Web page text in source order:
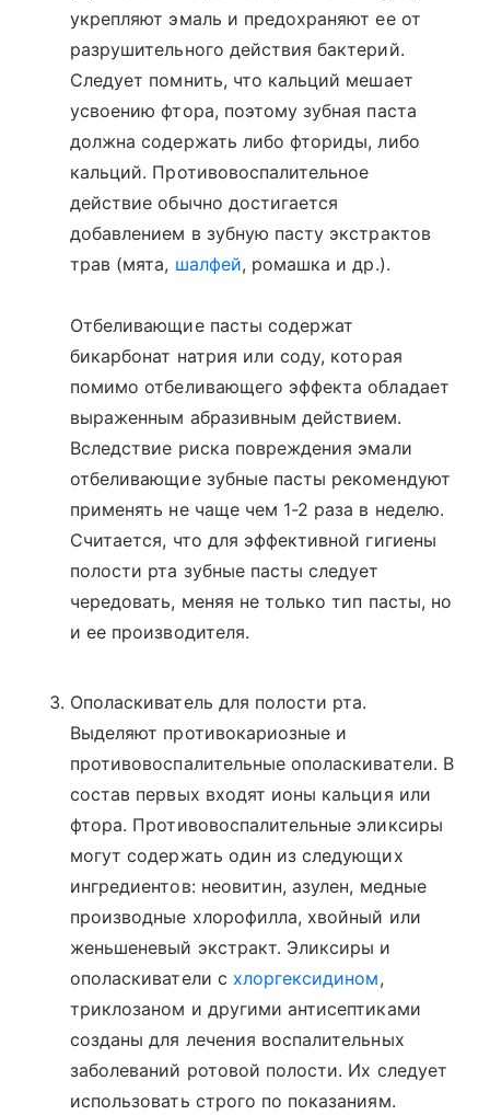
укрепляют эмаль и предохраняют ее от
разрушительного действия бактерий.
Следует помнить, что кальций мешает
усвоению фтора, поэтому зубная паста
должна содержать либо фториды, либо
кальций. Противовоспалительное
действие обычно достигается
добавлением в зубную пасту экстрактов
трав (мята, шалфей, ромашка и др.).
Отбеливающие пасты содержат
бикарбонат натрия или соду, которая
помимо отбеливающего эффекта обладает
выраженным абразивным действием.
Вследствие риска повреждения эмали
отбеливающие зубные пасты рекомендуют
применять не чаще чем 1-2 раза в неделю.
Считается, что для эффективной гигиены
полости рта зубные пасты следует
чередовать, меняя не только тип пасты, но
и ее производителя.
Ополаскиватель для полости рта.
Выделяют противокариозные и
противовоспалительные ополаскиватели. В
состав первых входят ионы кальция или
фтора. Противовоспалительные эликсиры
могут содержать один из следующих
ингредиентов: неовитин, азулен, медные
производные хлорофилла, хвойный или
женьшеневый экстракт. Эликсиры и
ополаскиватели с хлоргексидином,
триклозаном и другими антисептиками
созданы для лечения воспалительных
заболеваний ротовой полости. Их следует
использовать строго по показаниям.